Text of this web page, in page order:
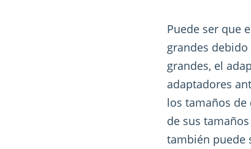
Puede ser que
grandes
grandes, el
adaptadores
los tamaños
de sus
también puede